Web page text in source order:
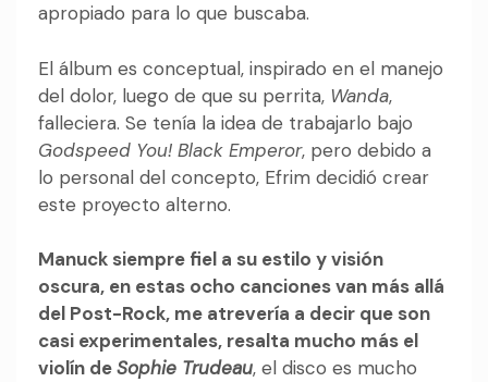
apropiado para lo que buscaba.
El álbum es conceptual, inspirado en el manejo
del dolor, luego de que su perrita, Wanda,
falleciera. Se tenía la idea de trabajarlo bajo
Godspeed You! Black Emperor, pero debido a
lo personal del concepto, Efrim decidió crear
este proyecto alterno.
Manuck siempre fiel a su estilo y visión
oscura, en estas ocho canciones van más allá
del Post-Rock, me atrevería a decir que son
casi experimentales, resalta mucho más el
violín deSophie Trudeau, el disco es mucho